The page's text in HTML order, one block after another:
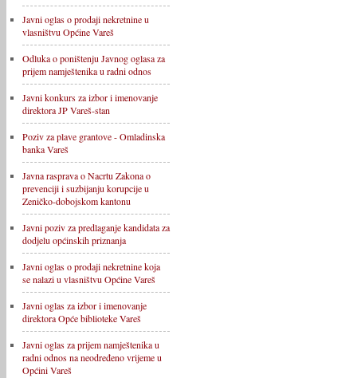
Javni oglas o prodaji nekretnine u
vlasništvu Općine Vareš
Odluka o poništenju Javnog oglasa za
prijem namještenika u radni odnos
Javni konkurs za izbor i imenovanje
direktora JP Vareš-stan
Poziv za plave grantove - Omladinska
banka Vareš
Javna rasprava o Nacrtu Zakona o
prevenciji i suzbijanju korupcije u
Zeničko-dobojskom kantonu
Javni poziv za predlaganje kandidata za
dodjelu općinskih priznanja
Javni oglas o prodaji nekretnine koja
se nalazi u vlasništvu Općine Vareš
Javni oglas za izbor i imenovanje
direktora Opće biblioteke Vareš
Javni oglas za prijem namještenika u
radni odnos na neodređeno vrijeme u
Općini Vareš